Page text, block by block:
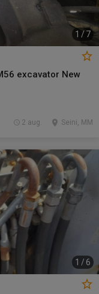
1 /7
excavator New
Seini, MM
2 aug.
1 / 6